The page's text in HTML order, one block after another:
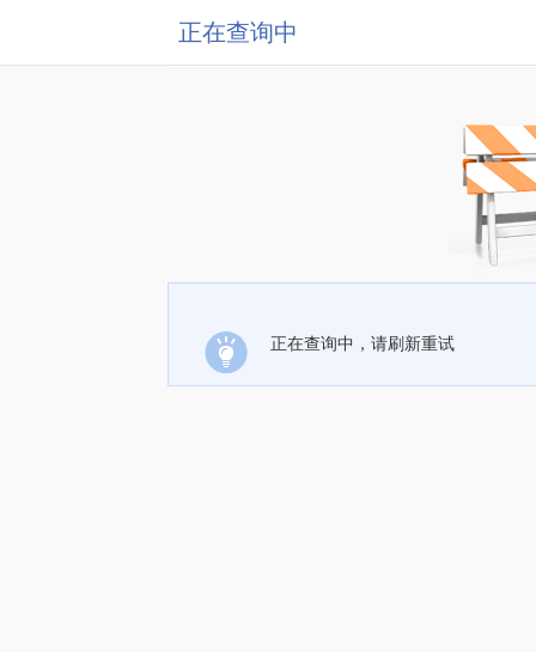
正在查询中
正在查询中，请刷新重试